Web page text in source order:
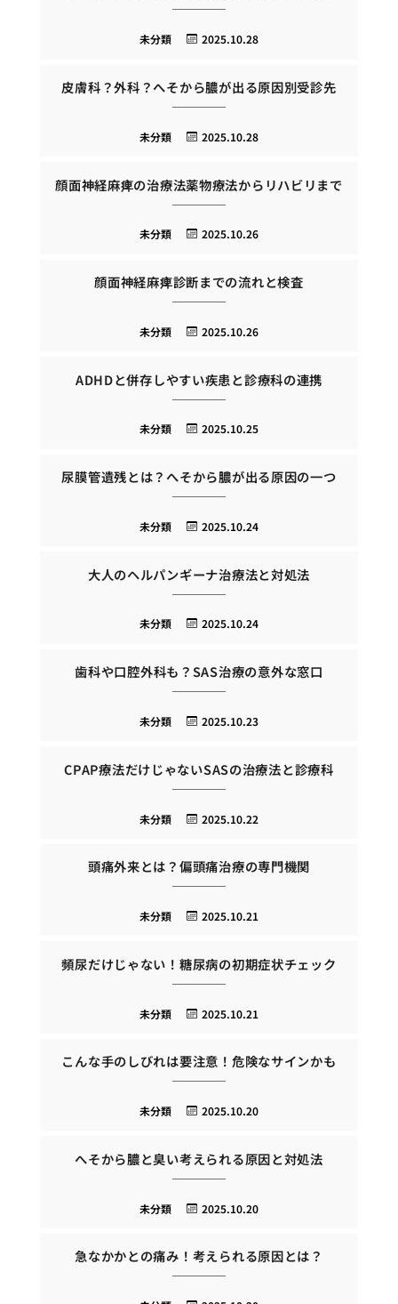
2025.10.28
未分類
皮膚科？外科？へそから膿が出る原因別受診先
2025.10.28
未分類
顔面神経麻痺の治療法薬物療法からリハビリまで
2025.10.26
未分類
顔面神経麻痺診断までの流れと検査
2025.10.26
未分類
ADHDと併存しやすい疾患と診療科の連携
2025.10.25
未分類
尿膜管遺残とは？へそから膿が出る原因の一つ
2025.10.24
未分類
大人のヘルパンギーナ治療法と対処法
2025.10.24
未分類
歯科や口腔外科も？SAS治療の意外な窓口
2025.10.23
未分類
CPAP療法だけじゃないSASの治療法と診療科
2025.10.22
未分類
頭痛外来とは？偏頭痛治療の専門機関
2025.10.21
未分類
頻尿だけじゃない！糖尿病の初期症状チェック
2025.10.21
未分類
こんな手のしびれは要注意！危険なサインかも
2025.10.20
未分類
へそから膿と臭い考えられる原因と対処法
2025.10.20
未分類
急なかかとの痛み！考えられる原因とは？